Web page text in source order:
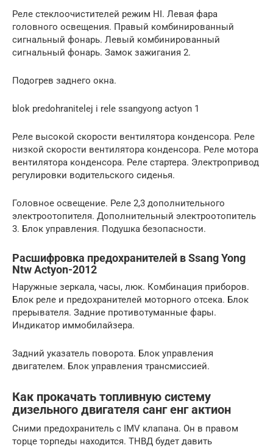
Реле стеклоочистителей режим HI. Левая фара
головного освещения. Правый комбинированный
сигнальный фонарь. Левый комбинированный
сигнальный фонарь. Замок зажигания 2.
Подогрев заднего окна.
blok predohranitelej i rele ssangyong actyon 1
Реле высокой скорости вентилятора конденсора. Реле
низкой скорости вентилятора конденсора. Реле мотора
вентилятора конденсора. Реле стартера. Электропривод
регулировки водительского сиденья.
Головное освещение. Реле 2,3 дополнительного
электроотопителя. Дополнительный электроотопитель
3. Блок управления. Подушка безопасности.
Расшифровка предохранителей в Ssang Yong
Ntw Actyon-2012
Наружные зеркала, часы, люк. Комбинация приборов.
Блок реле и предохранителей моторного отсека. Блок
прерывателя. Задние противотуманные фары.
Индикатор иммобилайзера.
Задний указатель поворота. Блок управления
двигателем. Блок управления трансмиссией.
Как прокачать топливную систему
дизельного двигателя санг енг актион
Сними предохранитель с IMV клапана. Он в правом
торце торпеды находится. ТНВД будет давить